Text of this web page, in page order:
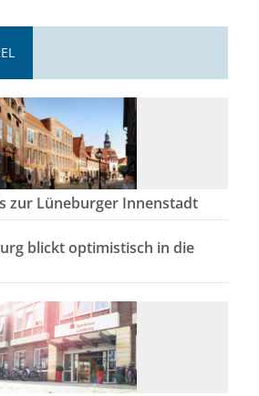
zur Lüneburger Innenstadt
blickt optimistisch in die